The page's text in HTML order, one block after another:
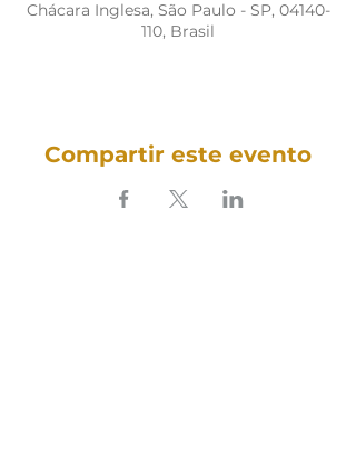
Chácara Inglesa, São Paulo - SP, 04140-
110, Brasil
Compartir este evento